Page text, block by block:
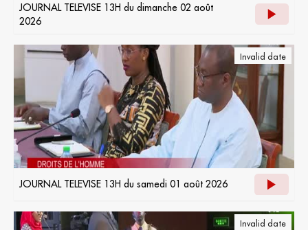
JOURNAL TELEVISE 13H du dimanche 02 août
2026
Invalid date
JOURNAL TELEVISE 13H du samedi 01 août 2026
Invalid date